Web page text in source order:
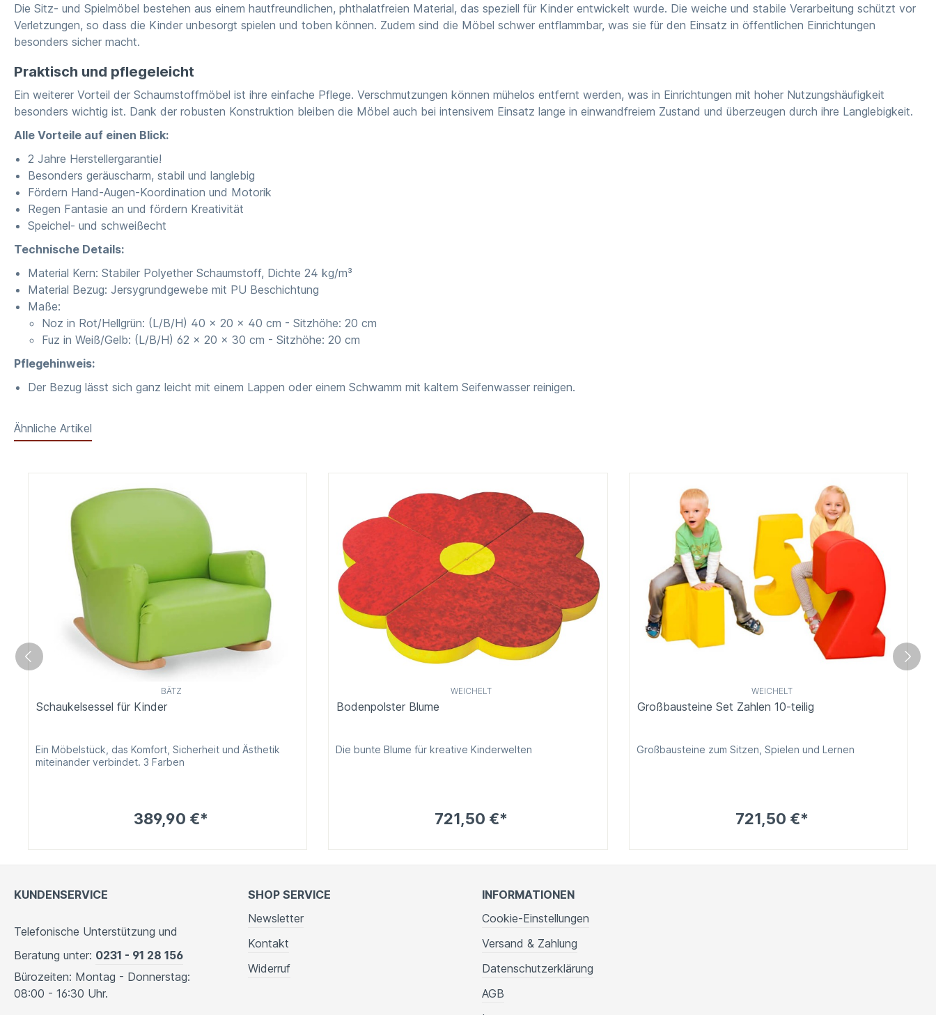
Die Sitz- und Spielmöbel bestehen aus einem hautfreundlichen, phthalatfreien Material, das speziell für Kinder entwickelt wurde. Die weiche und stabile Verarbeitung schützt vor
Verletzungen, so dass die Kinder unbesorgt spielen und toben können. Zudem sind die Möbel schwer entflammbar, was sie für den Einsatz in öffentlichen Einrichtungen
besonders sicher macht.
Praktisch und pflegeleicht
Ein weiterer Vorteil der Schaumstoffmöbel ist ihre einfache Pflege. Verschmutzungen können mühelos entfernt werden, was in Einrichtungen mit hoher Nutzungshäufigkeit
besonders wichtig ist. Dank der robusten Konstruktion bleiben die Möbel auch bei intensivem Einsatz lange in einwandfreiem Zustand und überzeugen durch ihre Langlebigkeit.
Alle Vorteile auf einen Blick:
2 Jahre Herstellergarantie!
Besonders geräuscharm, stabil und langlebig
Fördern Hand-Augen-Koordination und Motorik
Regen Fantasie an und fördern Kreativität
Speichel- und schweißecht
Technische Details:
Material Kern: Stabiler Polyether Schaumstoff, Dichte 24 kg/m³
Material Bezug: Jersygrundgewebe mit PU Beschichtung
Maße:
Noz in Rot/Hellgrün: (L/B/H) 40 x 20 x 40 cm - Sitzhöhe: 20 cm
Fuz in Weiß/Gelb: (L/B/H) 62 x 20 x 30 cm - Sitzhöhe: 20 cm
Pflegehinweis:
Der Bezug lässt sich ganz leicht mit einem Lappen oder einem Schwamm mit kaltem Seifenwasser reinigen.
Ähnliche Artikel
BÄTZ
Schaukelsessel für Kinder
Ein Möbelstück, das Komfort, Sicherheit und Ästhetik
miteinander verbindet. 3 Farben
389,90 €*
WEICHELT
Bodenpolster Blume
Die bunte Blume für kreative Kinderwelten
721,50 €*
WEICHELT
Großbausteine Set Zahlen 10-teilig
Großbausteine zum Sitzen, Spielen und Lernen
721,50 €*
KUNDENSERVICE
Telefonische Unterstützung und
Beratung unter: 0231 - 91 28 156
Bürozeiten: Montag - Donnerstag:
08:00 - 16:30 Uhr.
SHOP SERVICE
Newsletter
Kontakt
Widerruf
INFORMATIONEN
Cookie-Einstellungen
Versand & Zahlung
Datenschutzerklärung
AGB